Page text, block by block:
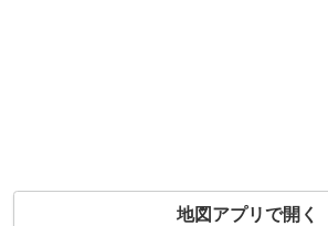
地図アプリで開く